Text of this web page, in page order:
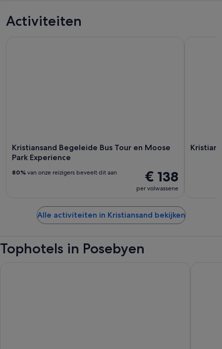
Activiteiten
Kristiansand Begeleide Bus Tour en Moose
Park Experience
€ 138
per volwassene
80% van onze reizigers beveelt dit aan
Alle activiteiten in Kristiansand bekijken
Tophotels in Posebyen